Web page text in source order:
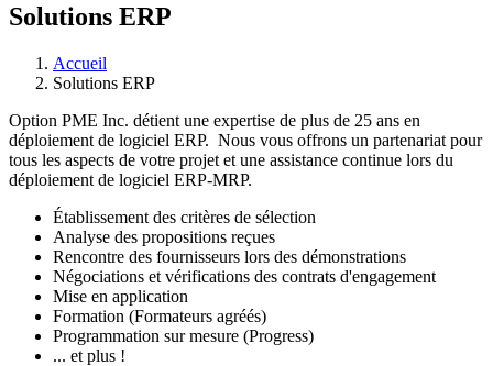
Solutions ERP
Accueil
Solutions ERP
Option PME Inc. détient une expertise de plus de 25 ans en
déploiement de logiciel ERP. Nous vous offrons un partenariat pour
tous les aspects de votre projet et une assistance continue lors du
déploiement de logiciel ERP-MRP.
Établissement des critères de sélection
Analyse des propositions reçues
Rencontre des fournisseurs lors des démonstrations
Négociations et vérifications des contrats d'engagement
Mise en application
Formation (Formateurs agréés)
Programmation sur mesure (Progress)
... et plus !